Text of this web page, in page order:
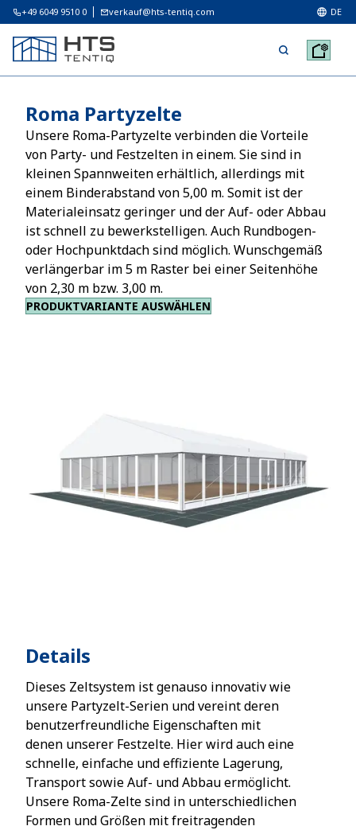
+49 6049 9510 0 verkauf@hts-tentiq.com DE
Roma Partyzelte
Unsere Roma-Partyzelte verbinden die Vorteile
von Party- und Festzelten in einem. Sie sind in
kleinen Spannweiten erhältlich, allerdings mit
einem Binderabstand von 5,00 m. Somit ist der
Materialeinsatz geringer und der Auf- oder Abbau
ist schnell zu bewerkstelligen. Auch Rundbogen-
oder Hochpunktdach sind möglich. Wunschgemäß
verlängerbar im 5 m Raster bei einer Seitenhöhe
von 2,30 m bzw. 3,00 m.
PRODUKTVARIANTE AUSWÄHLEN
Details
Dieses Zeltsystem ist genauso innovativ wie
unsere Partyzelt-Serien und vereint deren
benutzerfreundliche Eigenschaften mit
denen unserer Festzelte. Hier wird auch eine
schnelle, einfache und effiziente Lagerung,
Transport sowie Auf- und Abbau ermöglicht.
Unsere Roma-Zelte sind in unterschiedlichen
Formen und Größen mit freitragenden